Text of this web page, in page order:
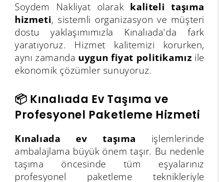
Soydem Nakliyat olarak kaliteli taşıma
hizmeti, sistemli organizasyon ve müşteri
dostu yaklaşımımızla Kınalıada'da fark
yaratıyoruz. Hizmet kalitemizi korurken,
aynı zamanda uygun fiyat politikamız ile
ekonomik çözümler sunuyoruz.
📦 Kınalıada Ev Taşıma ve
Profesyonel Paketleme Hizmeti
Kınalıada ev taşıma işlemlerinde
ambalajlama büyük önem taşır. Bu nedenle
taşıma öncesinde tüm eşyalarınız
profesyonel paketleme teknikleriyle